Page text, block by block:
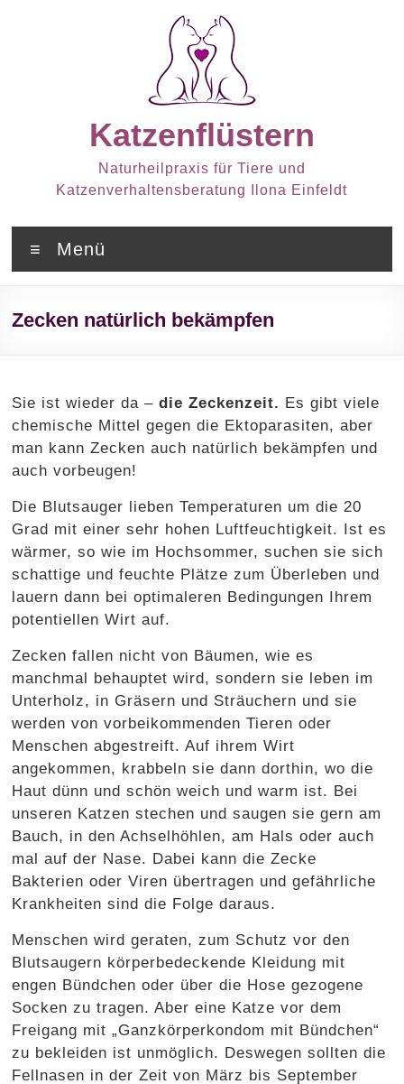
Katzenflüstern
Naturheilpraxis für Tiere und
Katzenverhaltensberatung Ilona Einfeldt
Menü
Zecken natürlich bekämpfen
Sie ist wieder da –die Zeckenzeit. Es gibt viele
chemische Mittel gegen die Ektoparasiten, aber
man kann Zecken auch natürlich bekämpfen und
auch vorbeugen!
Die Blutsauger lieben Temperaturen um die 20
Grad mit einer sehr hohen Luftfeuchtigkeit. Ist es
wärmer, so wie im Hochsommer, suchen sie sich
schattige und feuchte Plätze zum Überleben und
lauern dann bei optimaleren Bedingungen Ihrem
potentiellen Wirt auf.
Zecken fallen nicht von Bäumen, wie es
manchmal behauptet wird, sondern sie leben im
Unterholz, in Gräsern und Sträuchern und sie
werden von vorbeikommenden Tieren oder
Menschen abgestreift. Auf ihrem Wirt
angekommen, krabbeln sie dann dorthin, wo die
Haut dünn und schön weich und warm ist. Bei
unseren Katzen stechen und saugen sie gern am
Bauch, in den Achselhöhlen, am Hals oder auch
mal auf der Nase. Dabei kann die Zecke
Bakterien oder Viren übertragen und gefährliche
Krankheiten sind die Folge daraus.
Menschen wird geraten, zum Schutz vor den
Blutsaugern körperbedeckende Kleidung mit
engen Bündchen oder über die Hose gezogene
Socken zu tragen. Aber eine Katze vor dem
Freigang mit „Ganzkörperkondom mit Bündchen“
zu bekleiden ist unmöglich. Deswegen sollten die
Fellnasen in der Zeit von März bis September